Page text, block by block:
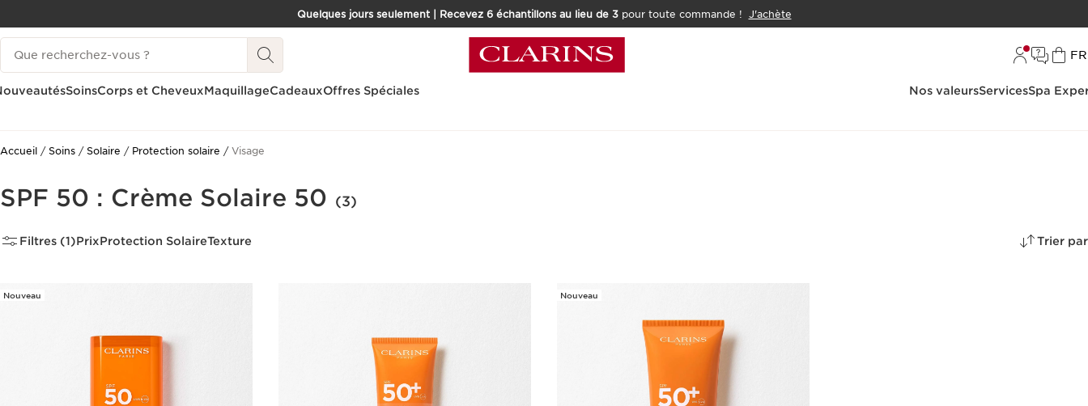
ALLER AU CONTENU
CONSULTER LE PIED DE PAGE
Quelques jours seulement | Recevez 6 échantillons au lieu de 3pour toute commande ! J'achète
Historique des recherches
FR
SoinsCorps et CheveuxMaquillageCadeauxOffres Spéciales Nos valeursServicesSpa
Accueil Soins Solaire Protection solaire Visage
SPF 50 : Crème Solaire 50 (3)
Filtres (1)PrixProtection SolaireTexture Trier par
Nouveau Nouveau